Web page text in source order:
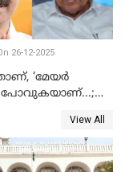
26-12-2025
ഓഫീസ്View All